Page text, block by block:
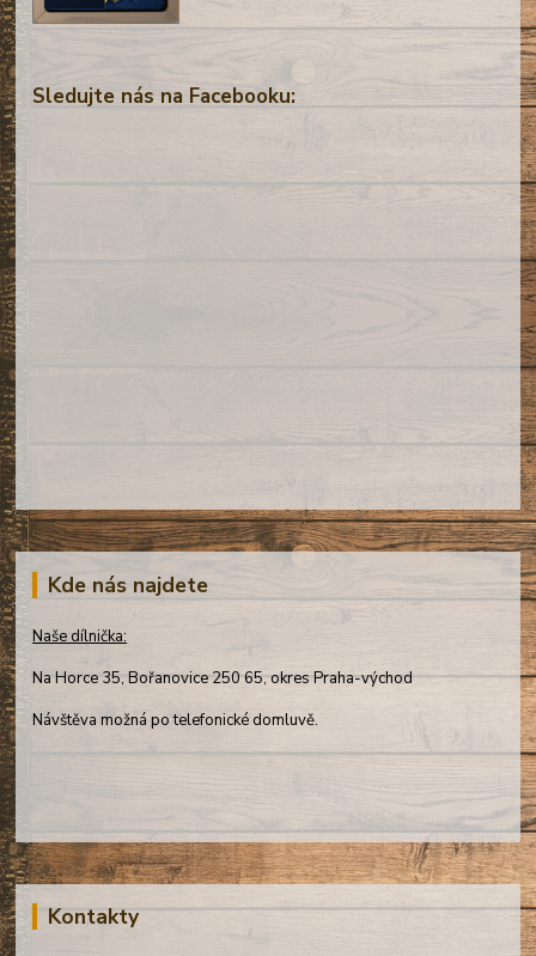
Sledujte nás na Facebooku:
Kde nás najdete
Naše dílnička:
Na Horce 35, Bořanovice 250 65, okres Praha-východ
Návštěva možná po telefonické domluvě.
Kontakty